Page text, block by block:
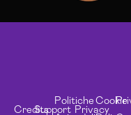
CreditsSupport
Politiche
Privacy
Cookie